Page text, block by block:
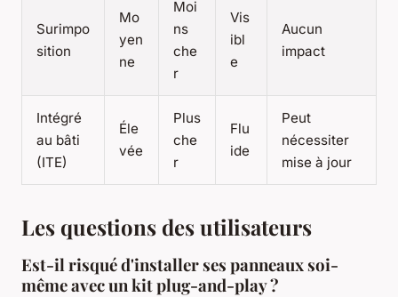
Surimpo
sition
Mo
yen
ne
Moi
ns
che
r
Vis
ibl
e
Aucun
impact
Intégré
au bâti
(ITE)
Éle
vée
Plus
che
r
Flu
ide
Peut
nécessiter
mise à jour
Les questions des utilisateurs
Est-il risqué d'installer ses panneaux soi-
même avec un kit plug-and-play ?